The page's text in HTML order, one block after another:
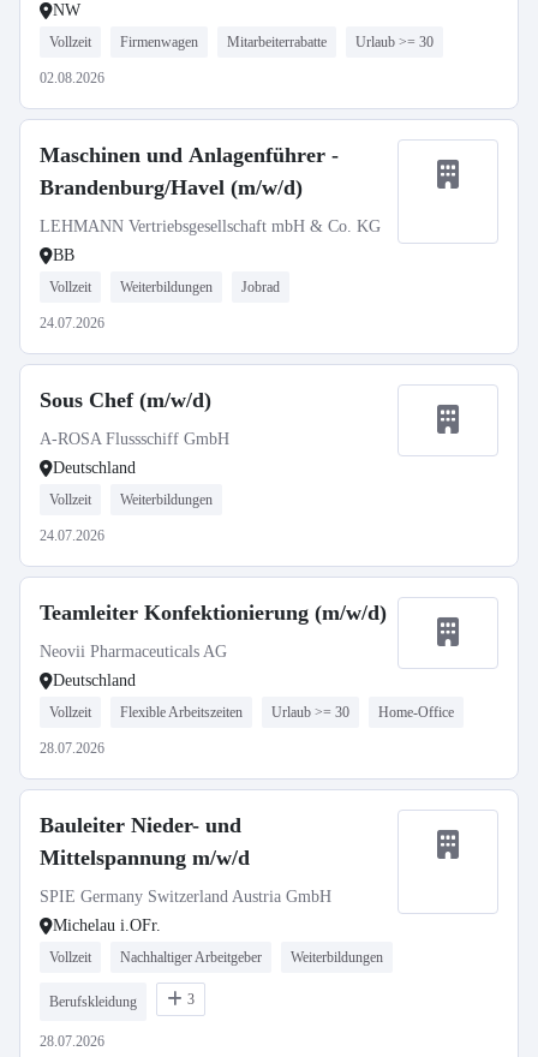
NW
Vollzeit Firmenwagen Mitarbeiterrabatte Urlaub >= 30
02.08.2026
Maschinen und Anlagenführer -
Brandenburg/Havel (m/w/d)
LEHMANN Vertriebsgesellschaft mbH & Co. KG
BB
Vollzeit Weiterbildungen Jobrad
24.07.2026
Sous Chef (m/w/d)
A-ROSA Flussschiff GmbH
Deutschland
Vollzeit Weiterbildungen
24.07.2026
Teamleiter Konfektionierung (m/w/d)
Neovii Pharmaceuticals AG
Deutschland
Vollzeit Flexible Arbeitszeiten Urlaub >= 30 Home-Office
28.07.2026
Bauleiter Nieder- und
Mittelspannung m/w/d
SPIE Germany Switzerland Austria GmbH
Michelau i.OFr.
Vollzeit Nachhaltiger Arbeitgeber Weiterbildungen
Berufskleidung 3
28.07.2026